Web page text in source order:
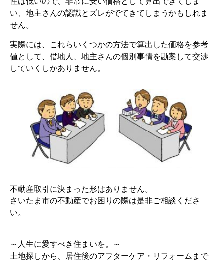
い、地主さんの認識とズレがでてきてしまうかもしれま
せん。
実際には、これらいくつかの方法で算出した価格を参考
値として、借地人、地主さんの個別事情を勘案して交渉
していくしかありません。
不動産取引に決まった形はありません。
さいたま市の不動産でお困りの際は是非ご相談くださ
い。
～人生に愛すべき住まいを。～
土地探しから、居住後のアフターケア・リフォームまで